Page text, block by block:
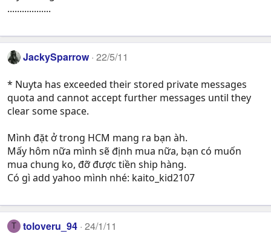
..................
JackySparrow 22/5/11
* Nuyta has exceeded their stored private messages
quota and cannot accept further messages until they
clear some space.
Mình đặt ở trong HCM mang ra bạn àh.
Mấy hôm nữa mình sẽ định mua nữa, bạn có muốn
mua chung ko, đỡ được tiền ship hàng.
Có gì add yahoo mình nhé: kaito_kid2107
T toloveru_94 24/1/11